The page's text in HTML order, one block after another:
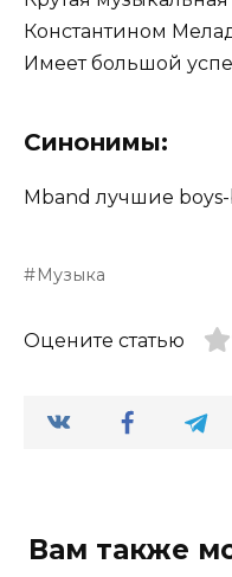
Константином
Имеет большой
Синонимы:
Mband лучшие
Музыка
Оцените статью
Вам также